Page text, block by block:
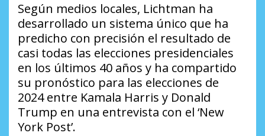
Según medios locales, Lichtman ha
desarrollado un sistema único que ha
predicho con precisión el resultado de
casi todas las elecciones presidenciales
en los últimos 40 años y ha compartido
su pronóstico para las elecciones de
2024 entre Kamala Harris y Donald
Trump en una entrevista con el ‘New
York Post’.